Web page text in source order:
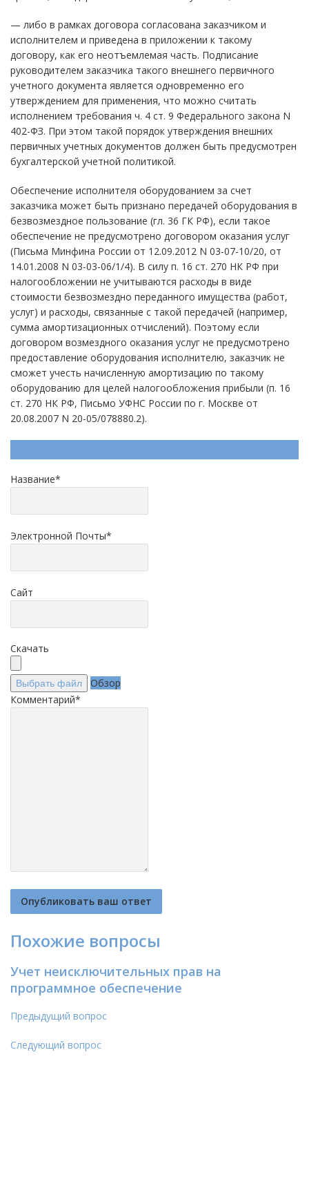
— либо в рамках договора согласована заказчиком и
исполнителем и приведена в приложении к такому
договору, как его неотъемлемая часть. Подписание
руководителем заказчика такого внешнего первичного
учетного документа является одновременно его
утверждением для применения, что можно считать
исполнением требования ч. 4 ст. 9 Федерального закона N
402-ФЗ. При этом такой порядок утверждения внешних
первичных учетных документов должен быть предусмотрен
бухгалтерской учетной политикой.
Обеспечение исполнителя оборудованием за счет
заказчика может быть признано передачей оборудования в
безвозмездное пользование (гл. 36 ГК РФ), если такое
обеспечение не предусмотрено договором оказания услуг
(Письма Минфина России от 12.09.2012 N 03-07-10/20, от
14.01.2008 N 03-03-06/1/4). В силу п. 16 ст. 270 НК РФ при
налогообложении не учитываются расходы в виде
стоимости безвозмездно переданного имущества (работ,
услуг) и расходы, связанные с такой передачей (например,
сумма амортизационных отчислений). Поэтому если
договором возмездного оказания услуг не предусмотрено
предоставление оборудования исполнителю, заказчик не
сможет учесть начисленную амортизацию по такому
оборудованию для целей налогообложения прибыли (п. 16
ст. 270 НК РФ, Письмо УФНС России по г. Москве от
20.08.2007 N 20-05/078880.2).
Название*
Электронной Почты*
Сайт
Скачать
Выбрать файл
Обзор
Комментарий*
Похожие вопросы
Учет неисключительных прав на
программное обеспечение
Предыдущий вопрос
Следующий вопрос